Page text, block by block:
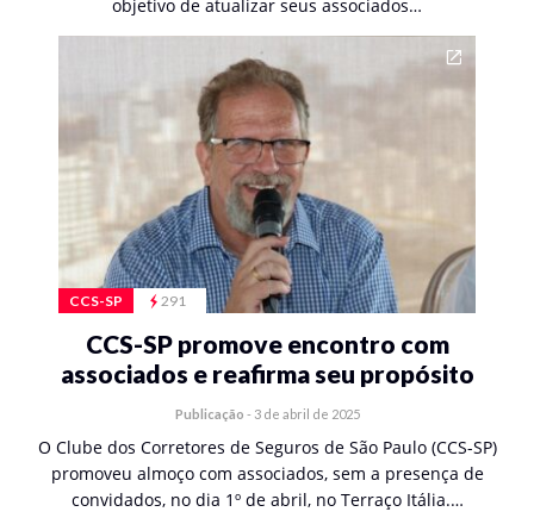
objetivo de atualizar seus associados…
CCS-SP 291
CCS-SP promove encontro com
associados e reafirma seu propósito
Publicação - 3 de abril de 2025
O Clube dos Corretores de Seguros de São Paulo (CCS-SP)
promoveu almoço com associados, sem a presença de
convidados, no dia 1º de abril, no Terraço Itália.…